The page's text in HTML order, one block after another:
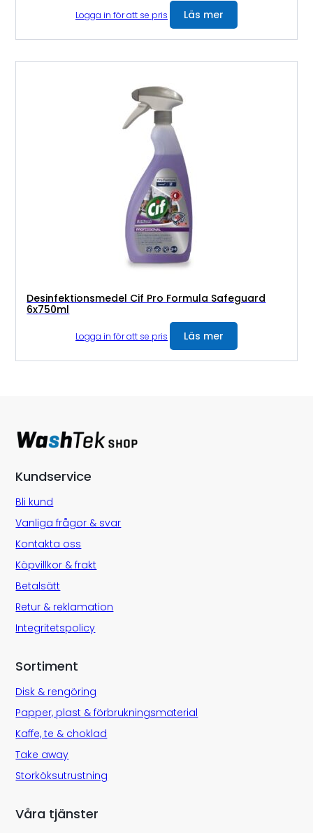
Logga in för att se pris Läs mer
Desinfektionsmedel Cif Pro Formula Safeguard
6x750ml
Logga in för att se pris Läs mer
Kundservice
Bli kund
Vanliga frågor & svar
Kontakta oss
Köpvillkor & frakt
Betalsätt
Retur & reklamation
Integritetspolicy
Sortiment
Disk & rengöring
Papper, plast & förbrukningsmaterial
Kaffe, te & choklad
Take away
Storköksutrustning
Våra tjänster